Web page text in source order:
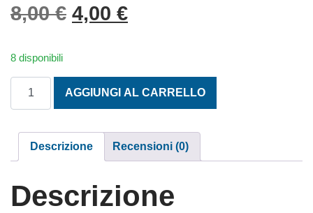
8,00€ Il prezzo originale era:
4,00 €Il prezzo attuale è:
8 disponibili
AGGIUNGI AL CARRELLO
Descrizione Recensioni (0)
Descrizione